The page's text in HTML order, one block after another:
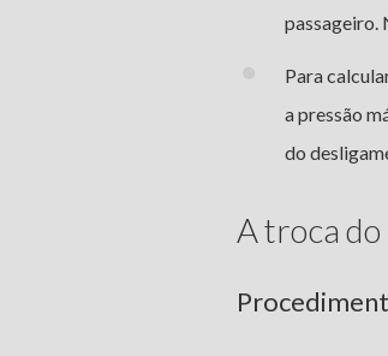
passageiro.
Para
a pressão
do
A troca